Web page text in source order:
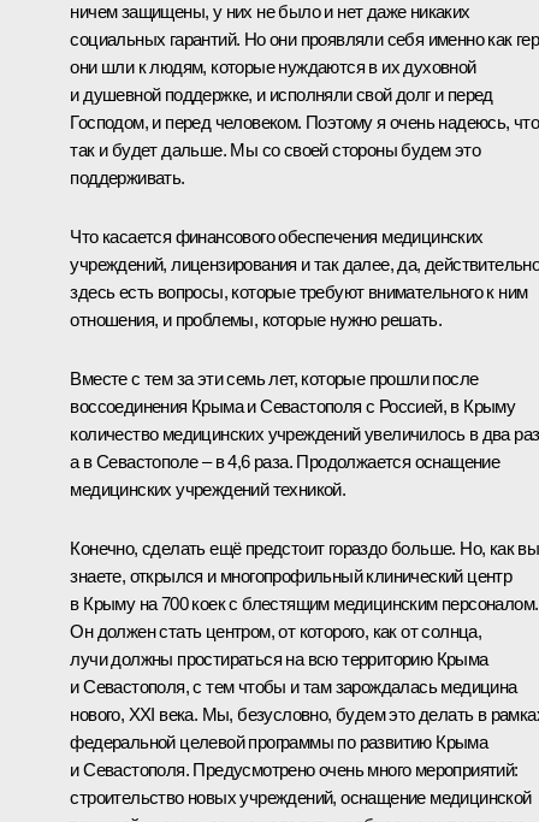
ничем защищены, у них не было и нет даже никаких
социальных гарантий. Но они проявляли себя именно как
они шли к людям, которые нуждаются в их духовной
и душевной поддержке, и исполняли свой долг и перед
Господом, и перед человеком. Поэтому я очень надеюсь, что
так и будет дальше. Мы со своей стороны будем это
поддерживать.
Что касается финансового обеспечения медицинских
учреждений, лицензирования и так далее, да,
здесь есть вопросы, которые требуют внимательного к ним
отношения, и проблемы, которые нужно решать.
Вместе с тем за эти семь лет, которые прошли после
воссоединения Крыма и Севастополя с Россией, в Крыму
количество медицинских учреждений увеличилось в два
а в Севастополе ‒ в 4,6 раза. Продолжается оснащение
медицинских учреждений техникой.
Конечно, сделать ещё предстоит гораздо больше. Но, как вы
знаете, открылся и многопрофильный клинический центр
в Крыму на 700 коек с блестящим медицинским персоналом.
Он должен стать центром, от которого, как от солнца,
лучи должны простираться на всю территорию Крыма
и Севастополя, с тем чтобы и там зарождалась медицина
нового, XXI века. Мы, безусловно, будем это делать в
федеральной целевой программы по развитию Крыма
и Севастополя. Предусмотрено очень много мероприятий:
строительство новых учреждений, оснащение медицинской